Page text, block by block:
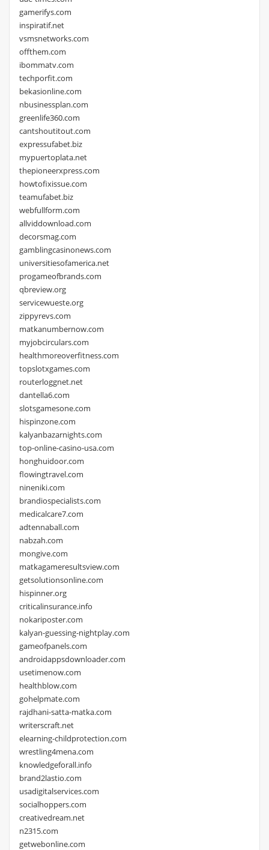
gamerifys.com
inspiratif.net
vsmsnetworks.com
offthem.com
ibommatv.com
techporfit.com
bekasionline.com
nbusinessplan.com
greenlife360.com
cantshoutitout.com
expressufabet.biz
mypuertoplata.net
thepioneerxpress.com
howtofixissue.com
teamufabet.biz
webfullform.com
allviddownload.com
decorsmag.com
gamblingcasinonews.com
universitiesofamerica.net
progameofbrands.com
qbreview.org
servicewueste.org
zippyrevs.com
matkanumbernow.com
myjobcirculars.com
healthmoreoverfitness.com
topslotxgames.com
routerloggnet.net
dantella6.com
slotsgamesone.com
hispinzone.com
kalyanbazarnights.com
top-online-casino-usa.com
honghuidoor.com
flowingtravel.com
nineniki.com
brandiospecialists.com
medicalcare7.com
adtennaball.com
nabzah.com
mongive.com
matkagameresultsview.com
getsolutionsonline.com
hispinner.org
criticalinsurance.info
nokariposter.com
kalyan-guessing-nightplay.com
gameofpanels.com
androidappsdownloader.com
usetimenow.com
healthblow.com
gohelpmate.com
rajdhani-satta-matka.com
writerscraft.net
elearning-childprotection.com
wrestling4mena.com
knowledgeforall.info
brand2lastio.com
usadigitalservices.com
socialhoppers.com
creativedream.net
n2315.com
getwebonline.com